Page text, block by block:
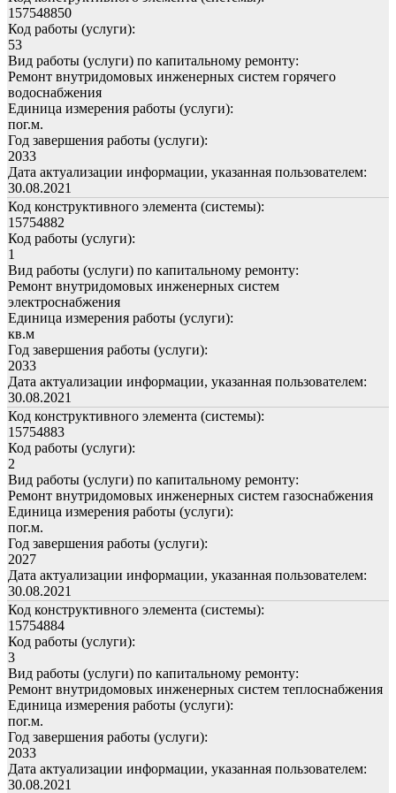
157548850
Код работы (услуги):
53
Вид работы (услуги) по капитальному ремонту:
Ремонт внутридомовых инженерных систем горячего
водоснабжения
Единица измерения работы (услуги):
пог.м.
Год завершения работы (услуги):
2033
Дата актуализации информации, указанная пользователем:
30.08.2021
Код конструктивного элемента (системы):
15754882
Код работы (услуги):
1
Вид работы (услуги) по капитальному ремонту:
Ремонт внутридомовых инженерных систем
электроснабжения
Единица измерения работы (услуги):
кв.м
Год завершения работы (услуги):
2033
Дата актуализации информации, указанная пользователем:
30.08.2021
Код конструктивного элемента (системы):
15754883
Код работы (услуги):
2
Вид работы (услуги) по капитальному ремонту:
Ремонт внутридомовых инженерных систем газоснабжения
Единица измерения работы (услуги):
пог.м.
Год завершения работы (услуги):
2027
Дата актуализации информации, указанная пользователем:
30.08.2021
Код конструктивного элемента (системы):
15754884
Код работы (услуги):
3
Вид работы (услуги) по капитальному ремонту:
Ремонт внутридомовых инженерных систем теплоснабжения
Единица измерения работы (услуги):
пог.м.
Год завершения работы (услуги):
2033
Дата актуализации информации, указанная пользователем:
30.08.2021